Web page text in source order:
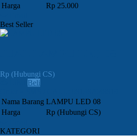
Harga
Rp 25.000
Best Seller
Rp (Hubungi CS)
Beli
Nama Barang LAMPU LED 08
Harga
Rp (Hubungi CS)
KATEGORI